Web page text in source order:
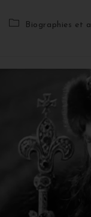
Biographies et